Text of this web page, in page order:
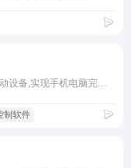
远程连接控制软件,可随时连接管理移动设备,实现手机电脑完全控制手机/移动设备,通过远程控制、文件传输与管理、投屏等功能，为移动设备的管理提供服务，满强大的远程管理和控制工具
制软件